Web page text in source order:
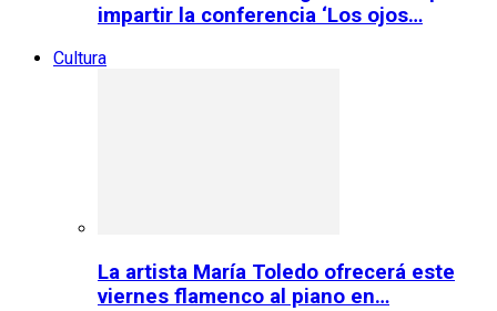
impartir la conferencia ‘Los ojos…
Cultura
La artista María Toledo ofrecerá este
viernes flamenco al piano en…